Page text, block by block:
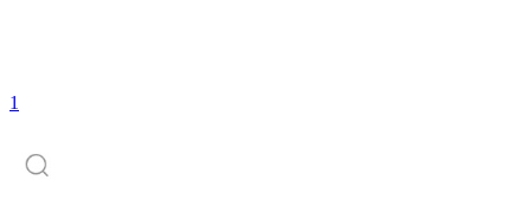
1